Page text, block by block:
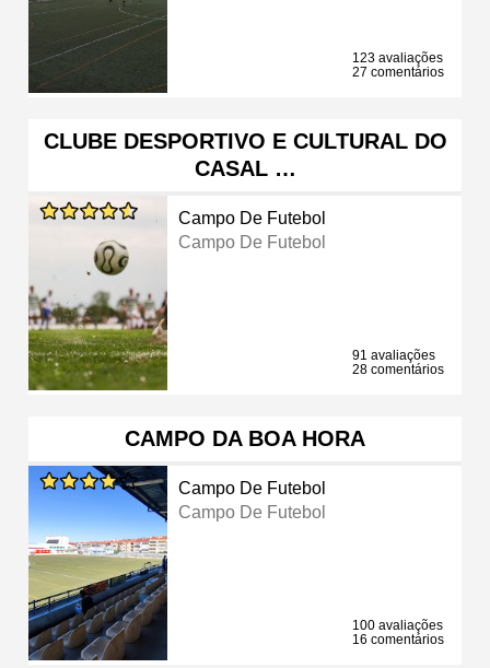
123 avaliações
27 comentários
CLUBE DESPORTIVO E CULTURAL DO
CASAL …
Campo De Futebol
Campo De Futebol
91 avaliações
28 comentários
CAMPO DA BOA HORA
Campo De Futebol
Campo De Futebol
100 avaliações
16 comentários